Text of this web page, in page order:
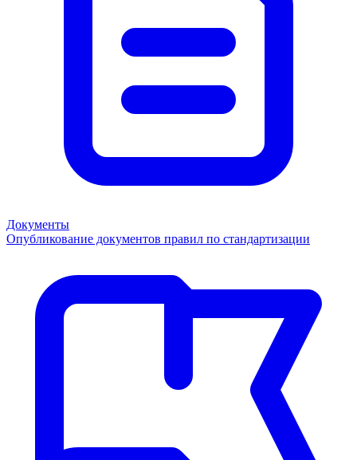
Документы
Опубликование документов правил по стандартизации